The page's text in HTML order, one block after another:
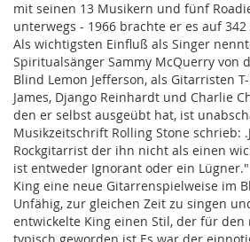
mit seinen 13 Musikern und fünf
unterwegs - 1966 brachte er es auf
Als wichtigsten Einfluß als Singer
Spiritualsänger Sammy McQuerry von
Blind Lemon Jefferson, als Gitarristen
James, Django Reinhardt und Charlie
den er selbst ausgeübt hat, ist
Musikzeitschrift Rolling Stone schrieb:
Rockgitarrist der ihn nicht als einen
ist entweder Ignorant oder ein Lügner."
King eine neue Gitarrenspielweise im
Unfähig, zur gleichen Zeit zu singen
entwickelte King einen Stil, der für den